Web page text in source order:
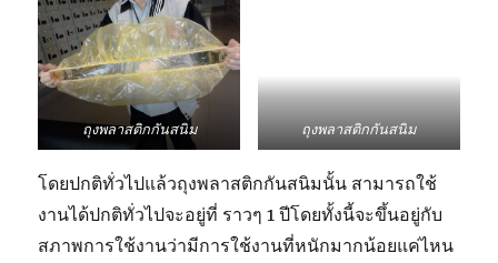
ถุงพลาสติกกันสนิม ถุงพลาสติกกันสนิม
โดยปกติทั่วไปแล้วถุงพลาสติกกันสนิมนั้น สามารถใช้
งานได้ปกติทั่วไปจะอยู่ที่ ราวๆ 1 ปีโดยทั้งนี้จะขึ้นอยู่กับ
สภาพการใช้งานว่ามีการใช้งานที่หนักมากน้อยแค่ไหน